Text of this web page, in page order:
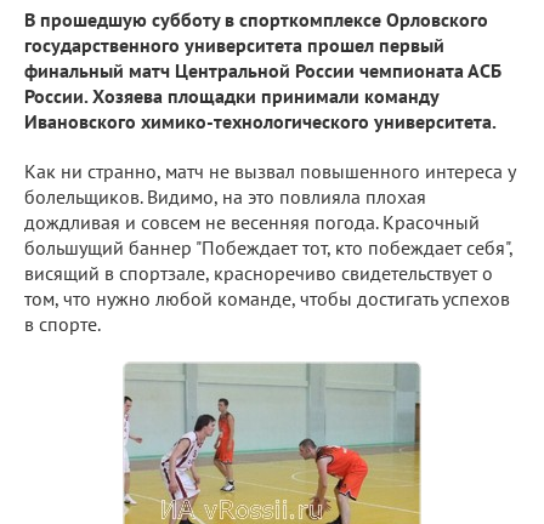
В прошедшую субботу в спорткомплексе Орловского
государственного университета прошел первый
финальный матч Центральной России чемпионата АСБ
России. Хозяева площадки принимали команду
Ивановского химико-технологического университета.
Как ни странно, матч не вызвал повышенного интереса у
болельщиков. Видимо, на это повлияла плохая
дождливая и совсем не весенняя погода. Красочный
большущий баннер "Побеждает тот, кто побеждает себя",
висящий в спортзале, красноречиво свидетельствует о
том, что нужно любой команде, чтобы достигать успехов
в спорте.